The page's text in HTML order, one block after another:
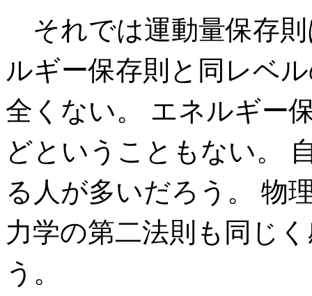
それでは運動量保存
ルギー保存則と同レベ
全くない。 エネルギー
どということもない。
る人が多いだろう。 物
力学の第二法則も同じ
う。